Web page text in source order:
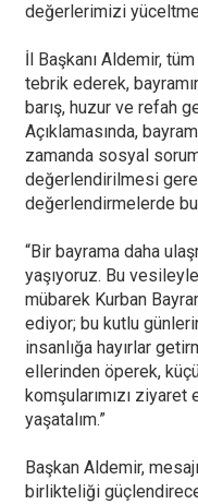
değerlerimizi
İl Başkanı Aldemir, tüm
tebrik ederek,
barış, huzur ve refah
Açıklamasında,
zamanda sosyal
değerlendirilmesi
değerlendirmelerde
“Bir bayrama daha
yaşıyoruz. Bu
mübarek Kurban
ediyor; bu kutlu
insanlığa hayırlar
ellerinden öperek,
komşularımızı
yaşatalım.”
Başkan Aldemir,
birlikteliği